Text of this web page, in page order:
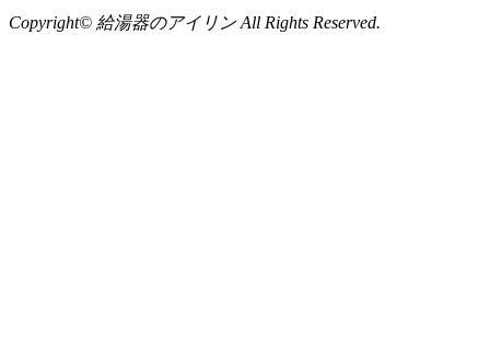
Copyright© 給湯器のアイリン All Rights Reserved.